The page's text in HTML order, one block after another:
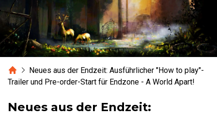
HomeNeues aus der Endzeit: Ausführlicher "How to play"-
Trailer und Pre-order-Start für Endzone - A World Apart!
Neues aus der Endzeit: